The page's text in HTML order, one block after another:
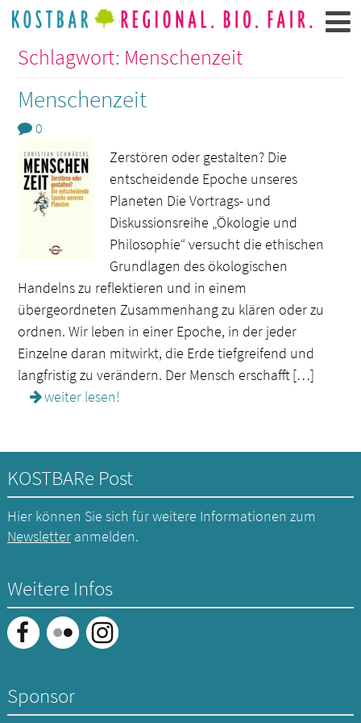
Schlagwort: Menschenzeit
Menschenzeit
0
Zerstören oder gestalten? Die
entscheidende Epoche unseres
Planeten Die Vortrags- und
Diskussionsreihe „Ökologie und
Philosophie“ versucht die ethischen
Grundlagen des ökologischen
Handelns zu reflektieren und in einem
übergeordneten Zusammenhang zu klären oder zu
ordnen. Wir leben in einer Epoche, in der jeder
Einzelne daran mitwirkt, die Erde tiefgreifend und
langfristig zu verändern. Der Mensch erschafft […]
weiter lesen!
KOSTBARe Post
Hier können Sie sich für weitere Informationen zum
Newsletteranmelden.
Weitere Infos
Sponsor